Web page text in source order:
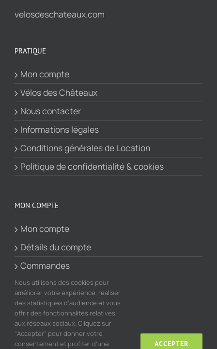
velosdeschateaux.com
PRATIQUE
Mon compte
Vélos des Châteaux
Nous contacter
Informations légales
Conditions générales de Location
Politique de confidentialité & cookies
MON COMPTE
Mon compte
Détails du compte
Commandes
Panier
Nous utilisons des cookies pour
améliorer votre expérience, réaliser
des statistiques d’audience et vous
offrir des fonctionnalités relatives
aux réseaux sociaux. Cliquez sur
"Accepter” pour donner votre
consentement et profiter d'une
ACCEPTER